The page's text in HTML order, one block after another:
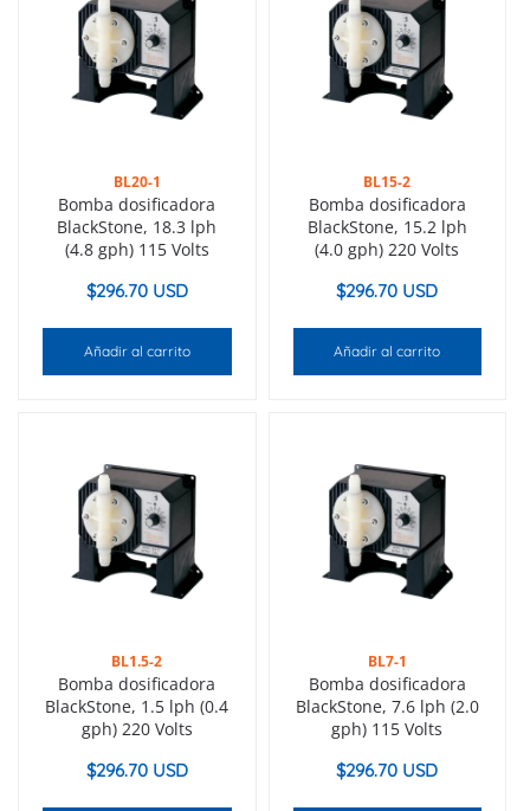
BL20-1
Bomba dosificadora
BlackStone, 18.3 lph
(4.8 gph) 115 Volts
$296.70 USD
Añadir al carrito
BL15-2
Bomba dosificadora
BlackStone, 15.2 lph
(4.0 gph) 220 Volts
$296.70 USD
Añadir al carrito
BL1.5-2
Bomba dosificadora
BlackStone, 1.5 lph (0.4
gph) 220 Volts
$296.70 USD
BL7-1
Bomba dosificadora
BlackStone, 7.6 lph (2.0
gph) 115 Volts
$296.70 USD